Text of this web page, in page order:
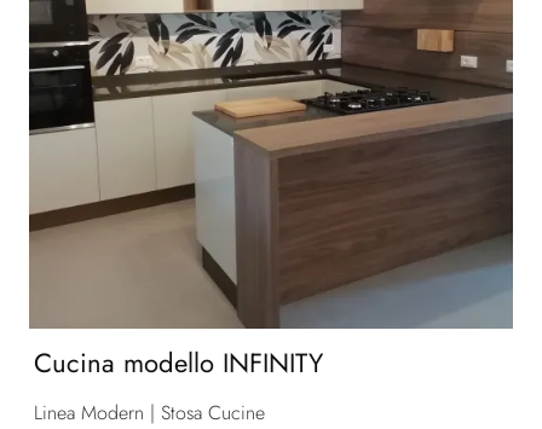
Cucina modello INFINITY
Linea Modern | Stosa Cucine